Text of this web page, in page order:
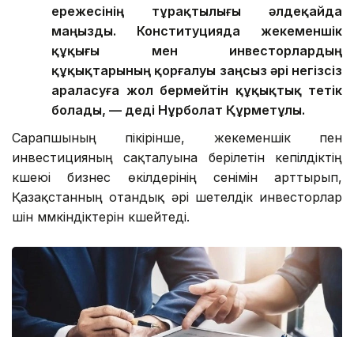
ережесінің тұрақтылығы әлдеқайда
маңызды. Конституцияда жекеменшік
құқығы мен инвесторлардың
құқықтарының қорғалуы заңсыз әрі негізсіз
араласуға жол бермейтін құқықтық тетік
болады, — деді Нұрболат Құрметұлы.
Сарапшының пікірінше, жекеменшік пен
инвестицияның сақталуына берілетін кепілдіктің
күшеюі бизнес өкілдерінің сенімін арттырып,
Қазақстанның отандық әрі шетелдік инвесторлар
үшін мүмкіндіктерін күшейтеді.